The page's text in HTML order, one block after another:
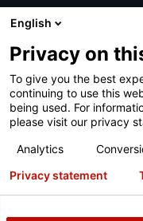
Międzynarodowy
Sprzedaż i serwis
Warunki użytkowania
English
Privacy on
To give you the best
continuing to use this
being used. For
please visit our privacy
Analytics
Privacy statement